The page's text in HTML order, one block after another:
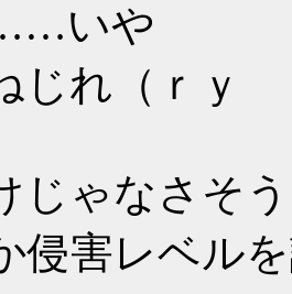
いや
じれ（ｒｙ
じゃなさそう
侵害レベル